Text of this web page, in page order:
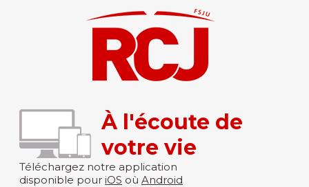
À l'écoute de
votre vie
Téléchargez notre application
disponible pour iOS où Android